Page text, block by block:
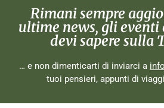
Rimani sempre
ultime news, gli eventi
devi sapere sulla
… e non dimenticarti di inviarci a
tuoi pensieri, appunti di